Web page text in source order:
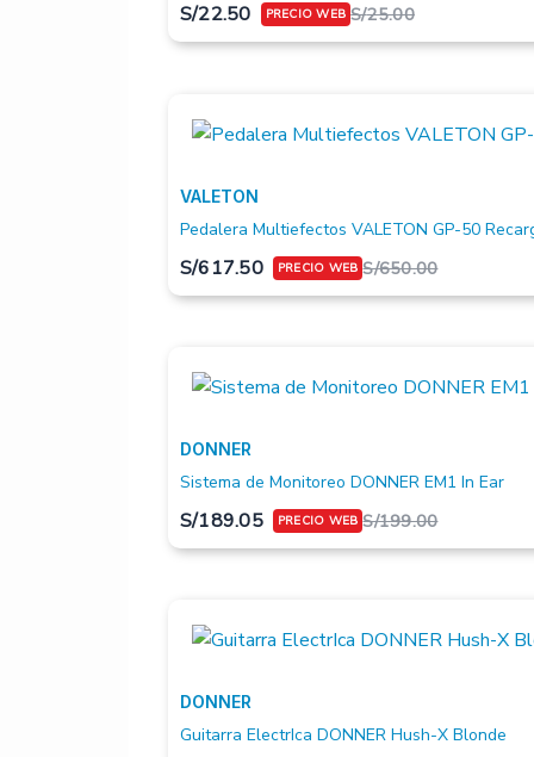
S/25.00
S/22.50
VALETON
Pedalera Multiefectos VALETON GP-50
S/650.00
S/617.50
DONNER
Sistema de Monitoreo DONNER EM1 In Ear
S/199.00
S/189.05
DONNER
Guitarra ElectrIca DONNER Hush-X Blonde